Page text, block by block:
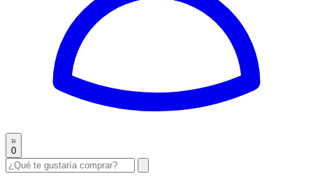
0